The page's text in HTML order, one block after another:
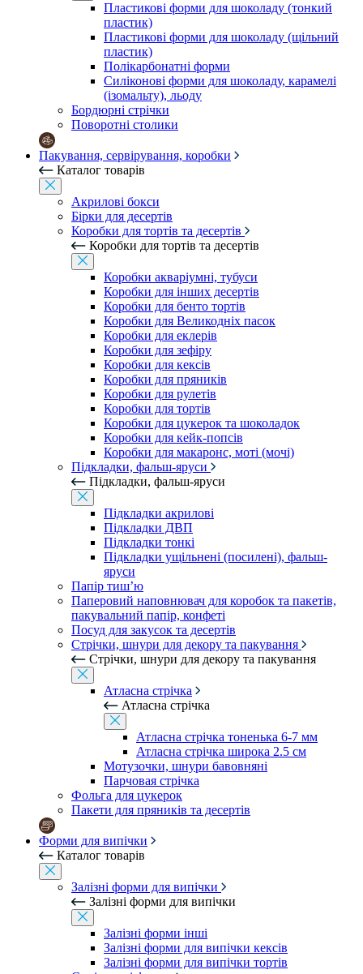
Пластикові форми для шоколаду (тонкий
пластик)
Пластикові форми для шоколаду (щільний
пластик)
Полікарбонатні форми
Силіконові форми для шоколаду, карамелі
(ізомальту), льоду
Бордюрні стрічки
Поворотні столики
Пакування, сервірування, коробки
Каталог товарів
Акрилові бокси
Бірки для десертів
Коробки для тортів та десертів
Коробки для тортів та десертів
Коробки акваріумні, тубуси
Коробки для інших десертів
Коробки для бенто тортів
Коробки для Великодніх пасок
Коробки для еклерів
Коробки для зефіру
Коробки для кексів
Коробки для пряників
Коробки для рулетів
Коробки для тортів
Коробки для цукерок та шоколадок
Коробки для кейк-попсів
Коробки для макаронс, моті (мочі)
Підкладки, фальш-яруси
Підкладки, фальш-яруси
Підкладки акрилові
Підкладки ДВП
Підкладки тонкі
Підкладки ущільнені (посилені), фальш-
яруси
Папір тиш’ю
Паперовий наповнювач для коробок та пакетів,
пакувальний папір, конфеті
Посуд для закусок та десертів
Стрічки, шнури для декору та пакування
Стрічки, шнури для декору та пакування
Атласна стрічка
Атласна стрічка
Атласна стрічка тоненька 6-7 мм
Атласна стрічка широка 2.5 см
Мотузочки, шнури бавовняні
Парчовая стрічка
Фольга для цукерок
Пакети для пряників та десертів
Форми для випічки
Каталог товарів
Залізні форми для випічки
Залізні форми для випічки
Залізні форми інші
Залізні форми для випічки кексів
Залізні форми для випічки тортів